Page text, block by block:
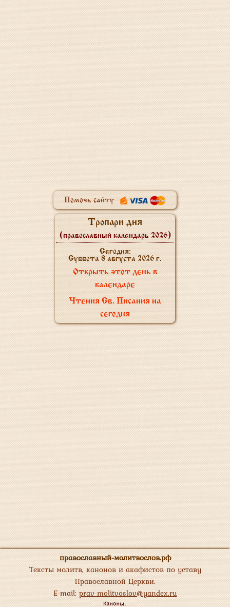
Помочь сайту
Тропари дня
(православный календарь 2026)
Сегодня:
Суббота 8 августа 2026 г.
Открыть этот день в
календаре
Чтения Св. Писания на
сегодня
православный-молитвослов.рф
Тексты молитв, канонов и акафистов по уставу
Православной Церкви.
E-mail:prav-molitvoslov@yandex.ru